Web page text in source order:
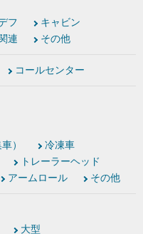
フ
キャビン
連 その他
コールセンター
）
冷凍車
トレーラーヘッド
アームロール その他
大型